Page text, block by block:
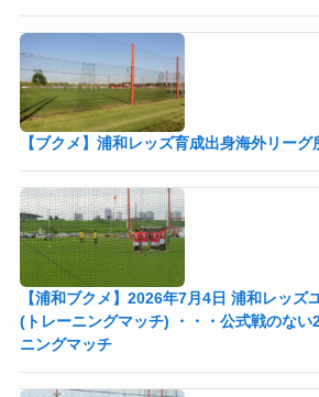
【ブクメ】浦和レッズ育成出身海外リー
【浦和ブクメ】2026年7月4日 浦和レッズ
(トレーニングマッチ) ・・・公式戦のない
ニングマッチ